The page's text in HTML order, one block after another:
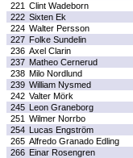
221 Clint Wadeborn
222 Sixten Ek
224 Walter Persson
227 Folke Sundelin
236 Axel Clarin
237 Matheo Cernerud
238 Milo Nordlund
239 William Nysmed
242 Valter Mörk
245 Leon Graneborg
251 Wilmer Norrbo
254 Lucas Engström
265 Alfredo Granado Edling
266 Einar Rosengren